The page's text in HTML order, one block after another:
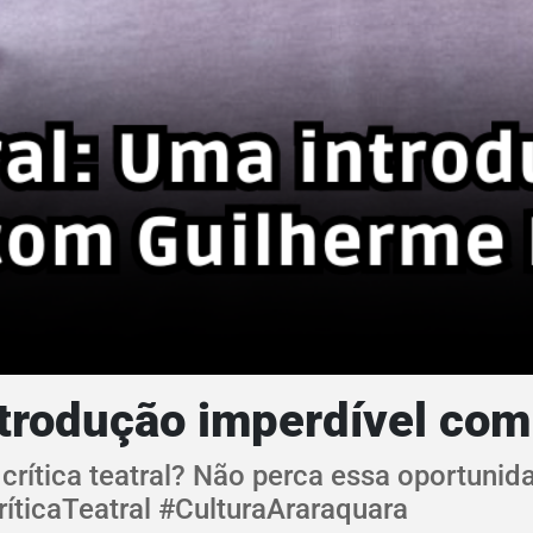
imperdível
teatral? Não perca essa
#CulturaAraraquara